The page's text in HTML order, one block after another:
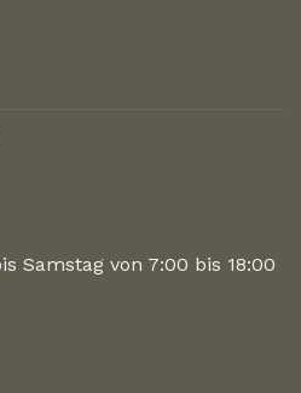
Samstag von 7:00 bis 18:00